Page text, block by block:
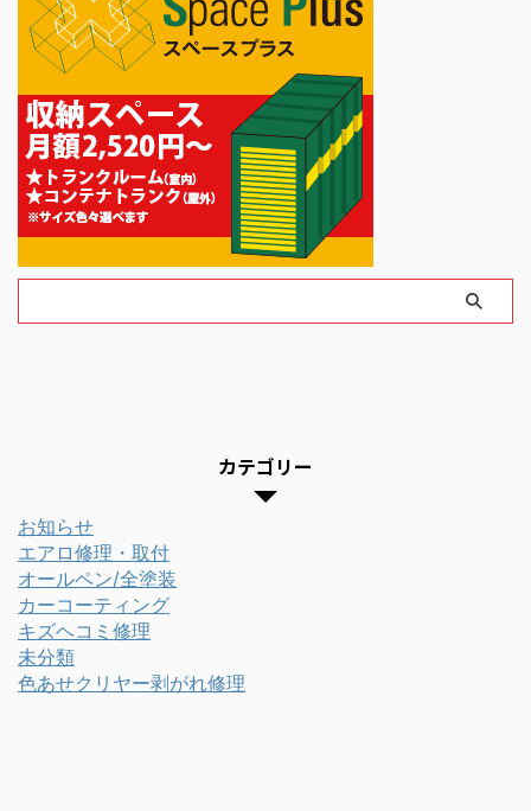
カテゴリー
お知らせ
エアロ修理・取付
オールペン/全塗装
カーコーティング
キズヘコミ修理
未分類
色あせクリヤー剥がれ修理